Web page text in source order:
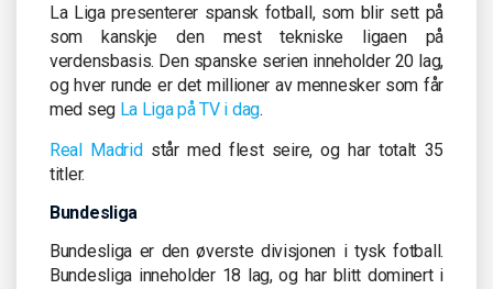
La Liga presenterer spansk fotball, som blir sett på
som kanskje den mest tekniske ligaen på
verdensbasis. Den spanske serien inneholder 20 lag,
og hver runde er det millioner av mennesker som får
med seg La Liga på TV i dag.
Real Madridstår med flest seire, og har totalt 35
titler.
Bundesliga
Bundesliga er den øverste divisjonen i tysk fotball.
Bundesliga inneholder 18 lag, og har blitt dominert i